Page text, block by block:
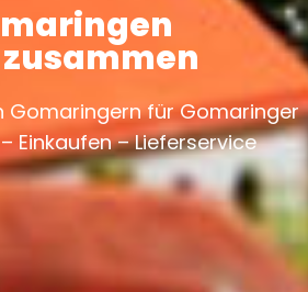
Gomaringern für Gomaringer
Einkaufen – Lieferservice